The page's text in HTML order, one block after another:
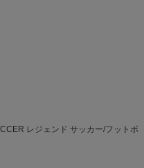
レジェンド サッカー/フットボ